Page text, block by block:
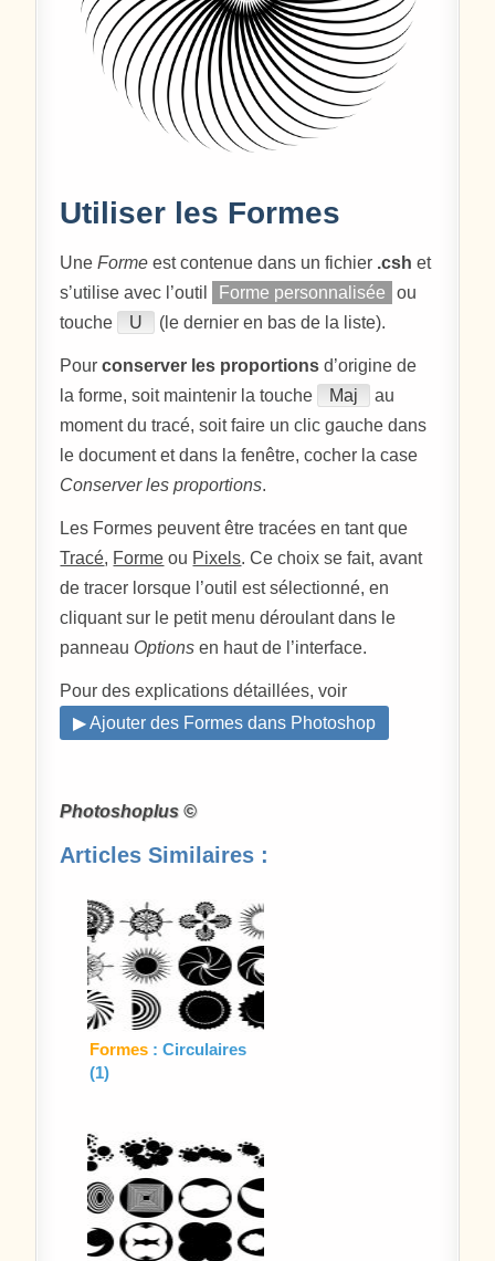
Utiliser les Formes
UneForme est contenue dans un fichier .csh et
s’utilise avec l’outil
Forme personnalisée
ou
touche
U (le dernier en bas de la liste).
Pourconserver les proportions d’origine de
la forme, soit maintenir la touche
Maj
au
moment du tracé, soit faire un clic gauche dans
le document et dans la fenêtre, cocher la case
Conserver les proportions.
Les Formes peuvent être tracées en tant que
Tracé, Forme ou Pixels. Ce choix se fait, avant
de tracer lorsque l’outil est sélectionné, en
cliquant sur le petit menu déroulant dans le
panneau Options en haut de l’interface.
Pour des explications détaillées, voir
▶ Ajouter des Formes dans Photoshop
Photoshoplus ©
Articles Similaires :
Formes : Circulaires
(1)